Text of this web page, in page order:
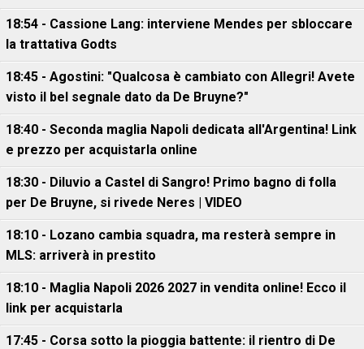
18:54 - Cassione Lang: interviene Mendes per sbloccare
la trattativa Godts
18:45 - Agostini: "Qualcosa è cambiato con Allegri! Avete
visto il bel segnale dato da De Bruyne?"
18:40 - Seconda maglia Napoli dedicata all'Argentina! Link
e prezzo per acquistarla online
18:30 - Diluvio a Castel di Sangro! Primo bagno di folla
per De Bruyne, si rivede Neres | VIDEO
18:10 - Lozano cambia squadra, ma resterà sempre in
MLS: arriverà in prestito
18:10 - Maglia Napoli 2026 2027 in vendita online! Ecco il
link per acquistarla
17:45 - Corsa sotto la pioggia battente: il rientro di De